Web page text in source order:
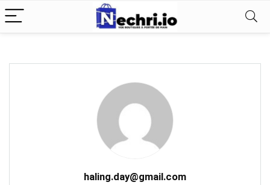
haling.day@gmail.com